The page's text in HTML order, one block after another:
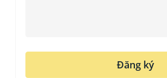
Đăng ký